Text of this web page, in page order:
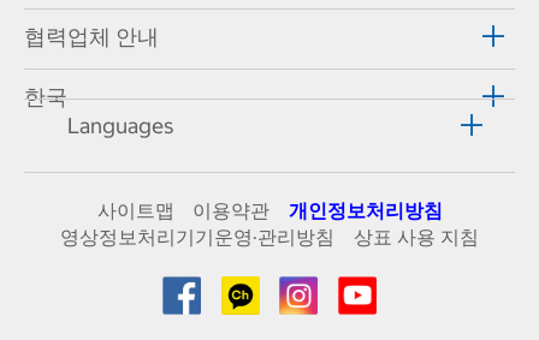
협력업체 안내
한국
Languages
사이트맵 이용약관
개인정보처리방침
영상정보처리기기운영·관리방침
상표 사용 지침